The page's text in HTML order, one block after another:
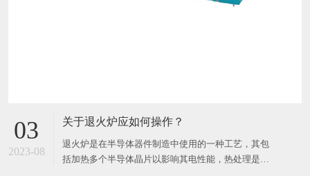
03
2023-08
关于退火炉应如何操作？
退火炉是在半导体器件制造中使用的一种工艺，其包
括加热多个半导体晶片以影响其电性能，热处理是针